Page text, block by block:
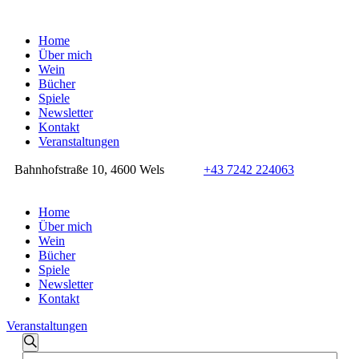
Home
Über mich
Wein
Bücher
Spiele
Newsletter
Kontakt
Veranstaltungen
Bahnhofstraße 10, 4600 Wels +43 7242 224063
Home
Über mich
Wein
Bücher
Spiele
Newsletter
Kontakt
Veranstaltungen
Veranstaltungen
Veranstaltungen
Suche